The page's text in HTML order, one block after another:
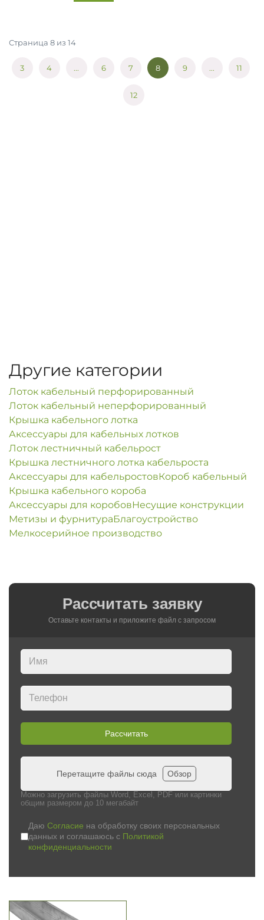
Страница 8 из 14
3 4 ... 6 7 8 9 ... 11
12
Другие категории
Лоток кабельный перфорированный
Лоток кабельный неперфорированный
Крышка кабельного лотка
Аксессуары для кабельных лотков
Лоток лестничный кабельрост
Крышка лестничного лотка кабельроста
Аксессуары для кабельростовКороб кабельный
Крышка кабельного короба
Аксессуары для коробовНесущие конструкции
Метизы и фурнитураБлагоустройство
Мелкосерийное производство
Рассчитать заявку
Оставьте контакты и приложите файл c запросом
Рассчитать
Перетащите файлы сюда Обзор
Можно загрузить файлы Word, Excel, PDF или картинки
общим размером до 10 мегабайт
Даю Согласие на обработку своих персональных
данных и соглашаюсь с Политикой
конфиденциальности